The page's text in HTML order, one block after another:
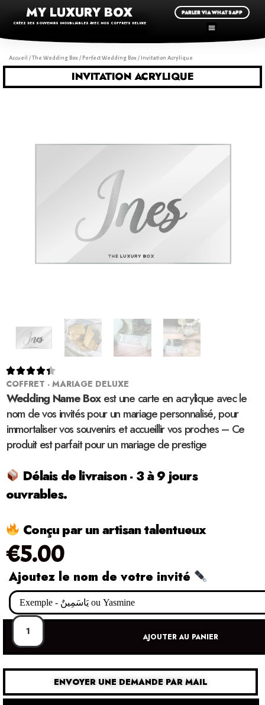
MY LUXURY BOX
CRÉEZ DES SOUVENIRS INOUBLIABLES AVEC NOS COFFRETS DELUXE
PARLER VIA WHATSAPP
Accueil /The Wedding Box/ Perfect Wedding Box/ Invitation Acrylique
INVITATION ACRYLIQUE

COFFRET - MARIAGE DELUXE
Wedding Name Boxest une carte en acrylique avec le
nom de vos invités pour un mariage personnalisé, pour
immortaliser vos souvenirs et accueillir vos proches – Ce
produit est parfait pour un mariage de prestige
Délais de livraison - 3 à 9 jours
ouvrables.
Conçu par un artisan talentueux
€5.00
Ajoutez le nom de votre invité
AJOUTER AU PANIER
ENVOYER UNE DEMANDE PAR MAIL